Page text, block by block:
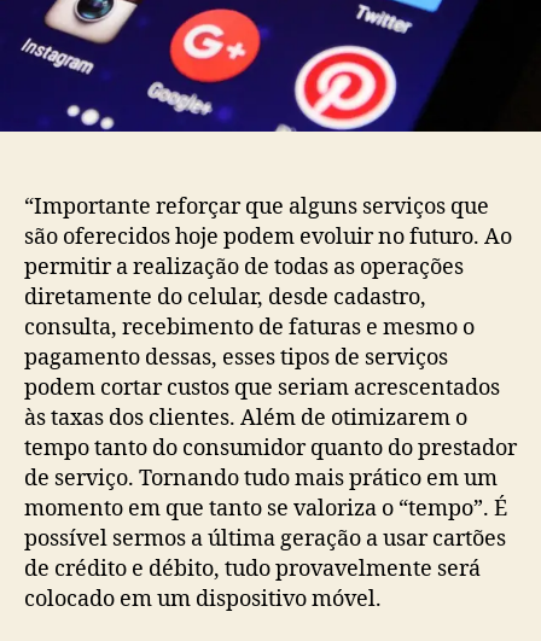
“Importante reforçar que alguns serviços que
são oferecidos hoje podem evoluir no futuro. Ao
permitir a realização de todas as operações
diretamente do celular, desde cadastro,
consulta, recebimento de faturas e mesmo o
pagamento dessas, esses tipos de serviços
podem cortar custos que seriam acrescentados
às taxas dos clientes. Além de otimizarem o
tempo tanto do consumidor quanto do prestador
de serviço. Tornando tudo mais prático em um
momento em que tanto se valoriza o “tempo”. É
possível sermos a última geração a usar cartões
de crédito e débito, tudo provavelmente será
colocado em um dispositivo móvel.